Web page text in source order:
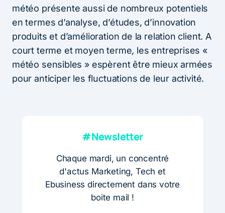
météo présente aussi de nombreux potentiels
en termes d’analyse, d’études, d’innovation
produits et d’amélioration de la relation client. A
court terme et moyen terme, les entreprises «
météo sensibles » espèrent être mieux armées
pour anticiper les fluctuations de leur activité.
#Newsletter
Chaque mardi, un concentré
d'actus Marketing, Tech et
Ebusiness directement dans votre
boite mail !